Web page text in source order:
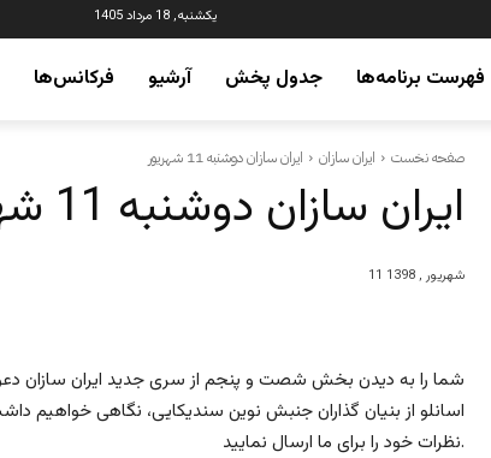
یکشنبه, 18 مرداد 1405
فهرست برنامه‌ها جدول پخش آرشیو فرکانس‌ها
صفحه نخست ایران سازان ایران سازان دوشنبه 11 شهریور
ایران سازان دوشنبه 11 شهریور
11 شهریور , 1398
شما را به دیدن بخش شصت و پنجم از سری جدید ایران سازان
اسانلو از بنیان گذاران جنبش نوین سندیکایی، نگاهی خواهیم
نظرات خود را برای ما ارسال نمایید.